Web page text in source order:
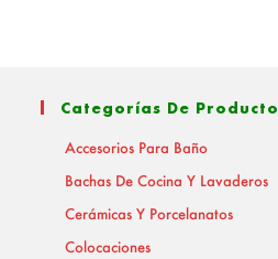
Categorías De Producto
Accesorios Para Baño
Bachas De Cocina Y Lavaderos
Cerámicas Y Porcelanatos
Colocaciones